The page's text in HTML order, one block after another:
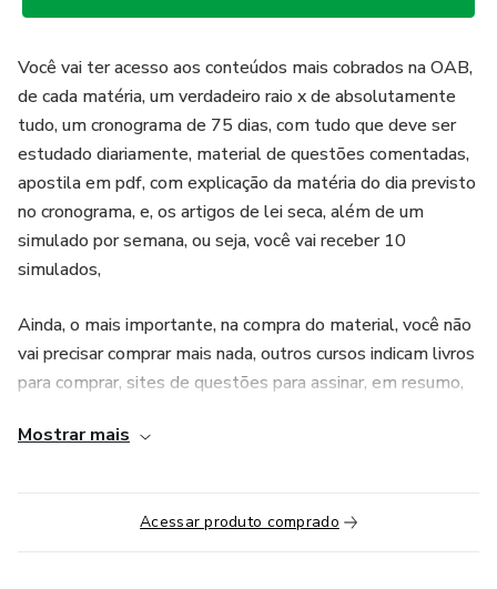
Você vai ter acesso aos conteúdos mais cobrados na OAB,
de cada matéria, um verdadeiro raio x de absolutamente
tudo, um cronograma de 75 dias, com tudo que deve ser
estudado diariamente, material de questões comentadas,
apostila em pdf, com explicação da matéria do dia previsto
no cronograma, e, os artigos de lei seca, além de um
simulado por semana, ou seja, você vai receber 10
simulados,
Ainda, o mais importante, na compra do material, você não
vai precisar comprar mais nada, outros cursos indicam livros
para comprar, sites de questões para assinar, em resumo,
método reverso valorizamos seu investimento. Você paga
Absolutamente tudo que você precisa para ser aprovado.
Não precisa comprar mais nada.
Mostrar mais
Acessar produto comprado